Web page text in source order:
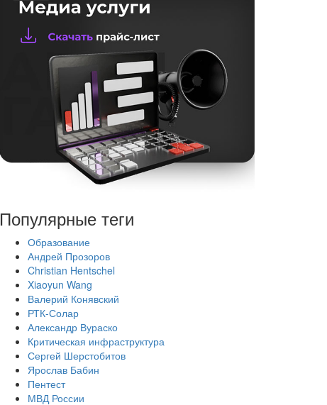
Популярные теги
Образование
Андрей Прозоров
Christian Hentschel
Xiaoyun Wang
Валерий Конявский
РТК-Солар
Александр Вураско
Критическая инфраструктура
Сергей Шерстобитов
Ярослав Бабин
Пентест
МВД России